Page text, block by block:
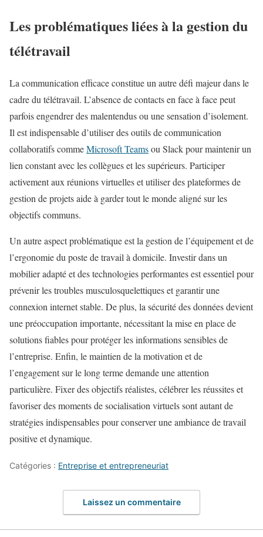
Les problématiques liées à la gestion du
télétravail
La communication efficace constitue un autre défi majeur dans le
cadre du télétravail. L’absence de contacts en face à face peut
parfois engendrer des malentendus ou une sensation d’isolement.
Il est indispensable d’utiliser des outils de communication
collaboratifs commeMicrosoft Teamsou Slack pour maintenir un
lien constant avec les collègues et les supérieurs. Participer
activement aux réunions virtuelles et utiliser des plateformes de
gestion de projets aide à garder tout le monde aligné sur les
objectifs communs.
Un autre aspect problématique est la gestion de l’équipement et de
l’ergonomie du poste de travail à domicile. Investir dans un
mobilier adapté et des technologies performantes est essentiel pour
prévenir les troubles musculosquelettiques et garantir une
connexion internet stable. De plus, la sécurité des données devient
une préoccupation importante, nécessitant la mise en place de
solutions fiables pour protéger les informations sensibles de
l’entreprise. Enfin, le maintien de la motivation et de
l’engagement sur le long terme demande une attention
particulière. Fixer des objectifs réalistes, célébrer les réussites et
favoriser des moments de socialisation virtuels sont autant de
stratégies indispensables pour conserver une ambiance de travail
positive et dynamique.
Catégories : Entreprise et entrepreneuriat
Laissez un commentaire